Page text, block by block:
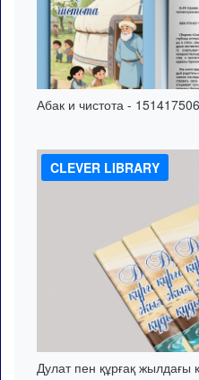
Абак и чистота - 151417506
CLEVER LIBRARY
Дулат пен құрғақ жылдағы